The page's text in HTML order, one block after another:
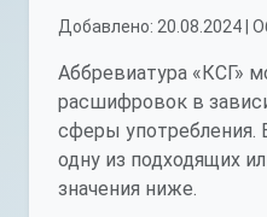
Добавлено: 20.08.2024 |
Аббревиатура «КСГ»
расшифровок в
сферы
одну из подходящих
значения ниже.